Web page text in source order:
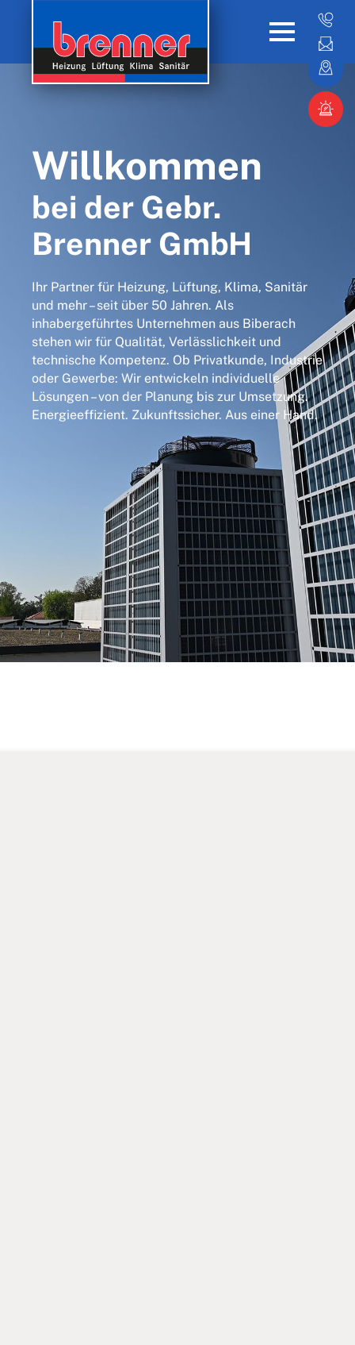
Willkommen
bei der Gebr.
Brenner GmbH
Ihr Partner für Heizung, Lüftung, Klima, Sanitär
und mehr – seit über 50 Jahren. Als
inhabergeführtes Unternehmen aus Biberach
stehen wir für Qualität, Verlässlichkeit und
technische Kompetenz. Ob Privatkunde, Industrie
oder Gewerbe: Wir entwickeln individuelle
Lösungen – von der Planung bis zur Umsetzung.
Energieeffizient. Zukunftssicher. Aus einer Hand.